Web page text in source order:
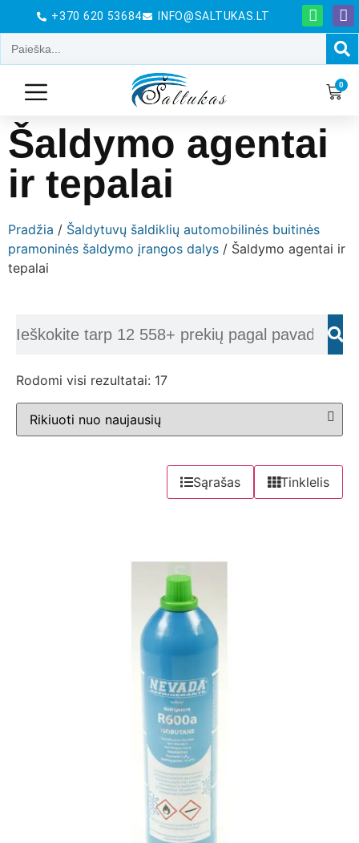
+370 620 53684 INFO@SALTUKAS.LT
0
Šaldymo agentai
ir tepalai
Pradžia / Šaldytuvų šaldiklių automobilinės buitinės
pramoninės šaldymo įrangos dalys / Šaldymo agentai ir
tepalai
Rodomi visi rezultatai: 17
Sąrašas Tinklelis